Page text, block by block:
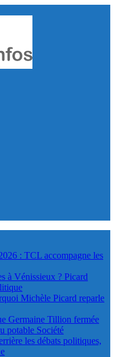
: TCL accompagne les
à Vénissieux ? Picard
Michèle Picard reparle
Germaine Tillion fermée
potable Société
les débats politiques,